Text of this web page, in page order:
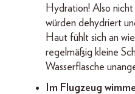
Hydration! Also
würden dehydriert
Haut fühlt sich an
regelmäßig kleine
Wasserflasche
Im Flugzeug